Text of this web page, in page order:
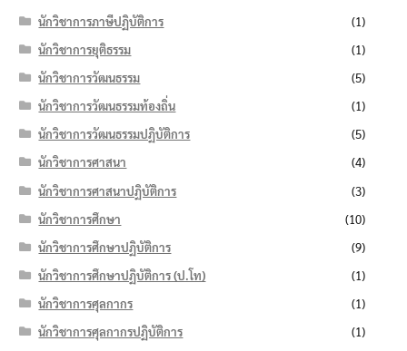
นักวิชาการภาษีปฏิบัติการ
(1)
นักวิชาการยุติธรรม
(1)
นักวิชาการวัฒนธรรม
(5)
นักวิชาการวัฒนธรรมท้องถิ่น
(1)
นักวิชาการวัฒนธรรมปฏิบัติการ
(5)
นักวิชาการศาสนา
(4)
นักวิชาการศาสนาปฏิบัติการ
(3)
นักวิชาการศึกษา
(10)
นักวิชาการศึกษาปฏิบัติการ
(9)
นักวิชาการศึกษาปฏิบัติการ (ป.โท)
(1)
นักวิชาการศุลกากร
(1)
นักวิชาการศุลกากรปฏิบัติการ
(1)